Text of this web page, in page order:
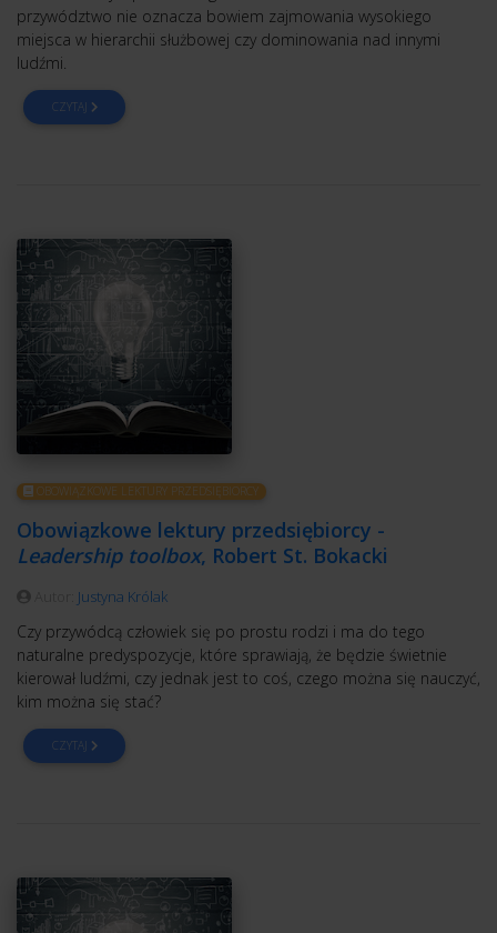
przywództwo nie oznacza bowiem zajmowania wysokiego
miejsca w hierarchii służbowej czy dominowania nad innymi
ludźmi.
CZYTAJ
OBOWIĄZKOWE LEKTURY PRZEDSIĘBIORCY
Obowiązkowe lektury przedsiębiorcy -
Leadership toolbox, Robert St. Bokacki
Justyna Królak
Czy przywódcą człowiek się po prostu rodzi i ma do tego
naturalne predyspozycje, które sprawiają, że będzie świetnie
kierował ludźmi, czy jednak jest to coś, czego można się nauczyć,
kim można się stać?
CZYTAJ